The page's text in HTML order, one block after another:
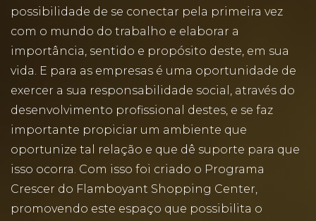
possibilidade de se conectar pela primeira vez
com o mundo do trabalho e elaborar a
importância, sentido e propósito deste, em sua
vida. E para as empresas é uma oportunidade de
exercer a sua responsabilidade social, através do
desenvolvimento profissional destes, e se faz
importante propiciar um ambiente que
oportunize tal relação e que dê suporte para que
isso ocorra. Com isso foi criado o Programa
Crescer do Flamboyant Shopping Center,
promovendo este espaço que possibilita o